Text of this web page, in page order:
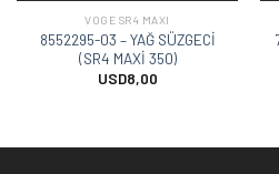
VOGE SR4 MAXI
8552295-03 – YAĞ SÜZGECİ
(SR4 MAXİ 350)
USD8,00